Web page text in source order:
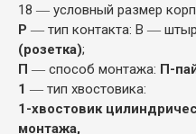
18 ― условный размер
Р ― тип контакта: В ―
(розетка);
П ― способ монтажа: П-
1 ― тип хвостовика:
1-хвостовик
монтажа,